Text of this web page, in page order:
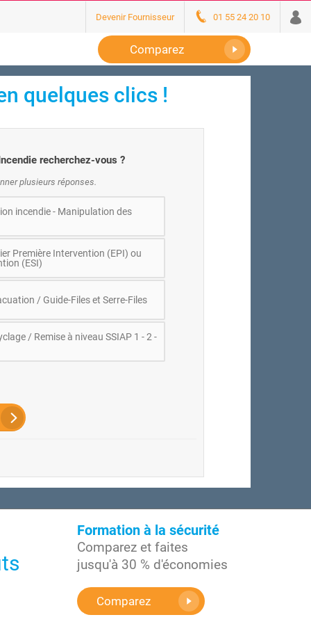
Devenir Fournisseur 01 55 24 20 10
Comparez
quelques clics !
recherchez-vous ?
plusieurs réponses.
incendie - Manipulation des
Première Intervention (EPI) ou
(ESI)
/ Guide-Files et Serre-Files
/ Remise à niveau SSIAP 1 - 2 -
Formation à la sécurité
Comparez et faites
jusqu'à 30 % d'économies
Comparez